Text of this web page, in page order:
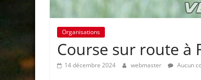
Organisations
Course sur route à
14 décembre 2024 webmaster Aucun